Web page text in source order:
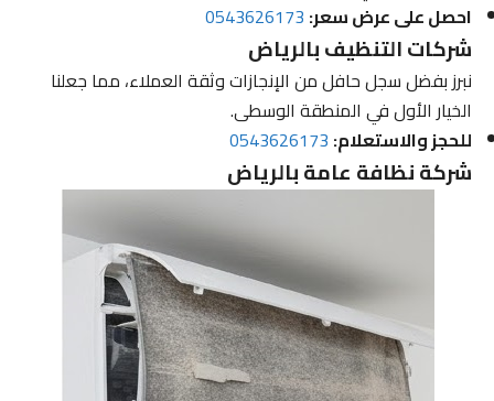
احصل على عرض سعر:0543626173
شركات التنظيف بالرياض
نبرز بفضل سجل حافل من الإنجازات وثقة العملاء، مما جعلنا
الخيار الأول في المنطقة الوسطى.
للحجز والاستعلام: 0543626173
شركة نظافة عامة بالرياض